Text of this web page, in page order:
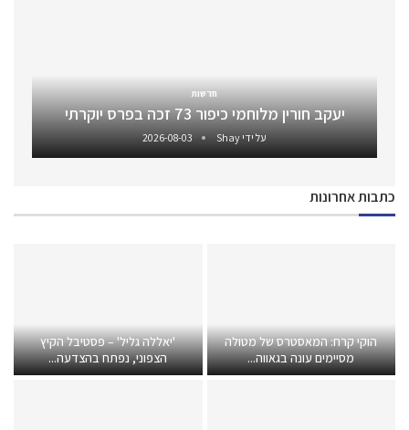
חדשות
יעקב חורין מלוחמי כיפור 73 זכה בפרס יוקרתי
על ידיShay
2026-08-03
כתבות אחרונות
הוקי קרח: המאסטרס של מטולה
מסיימים עונה בגאווה...
'יאללה גליל' – פסטיבל הקיץ
הצפוני, נפתח בהצדעה...